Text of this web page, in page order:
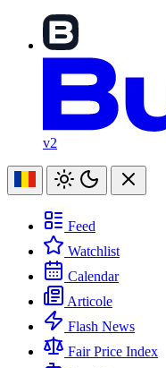
v2
Feed
Watchlist
Calendar
Articole
Flash News
Fair Price Index